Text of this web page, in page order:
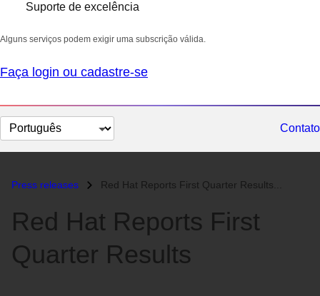
Suporte de excelência
Alguns serviços podem exigir uma subscrição válida.
Faça login ou cadastre-se
Selecionar
idioma
Contato
Press releases Red Hat Reports First Quarter Results...
Red Hat Reports First
Quarter Results